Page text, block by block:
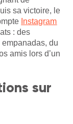
sa victoire, le
Instagram
: des
du
amis lors d’un
sur